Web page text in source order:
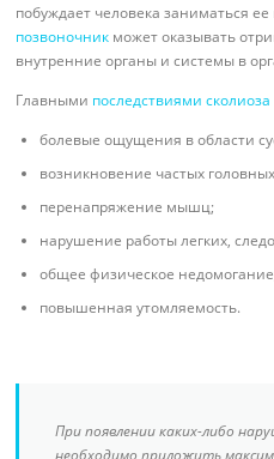
побуждает человека заниматься
позвоночник может оказывать
внутренние органы и системы в
Главными последствиями сколиоза
болевые ощущения в области
возникновение частых
перенапряжение мышц;
нарушение работы легких,
общее физическое
повышенная утомляемость.
При появлении каких-либо